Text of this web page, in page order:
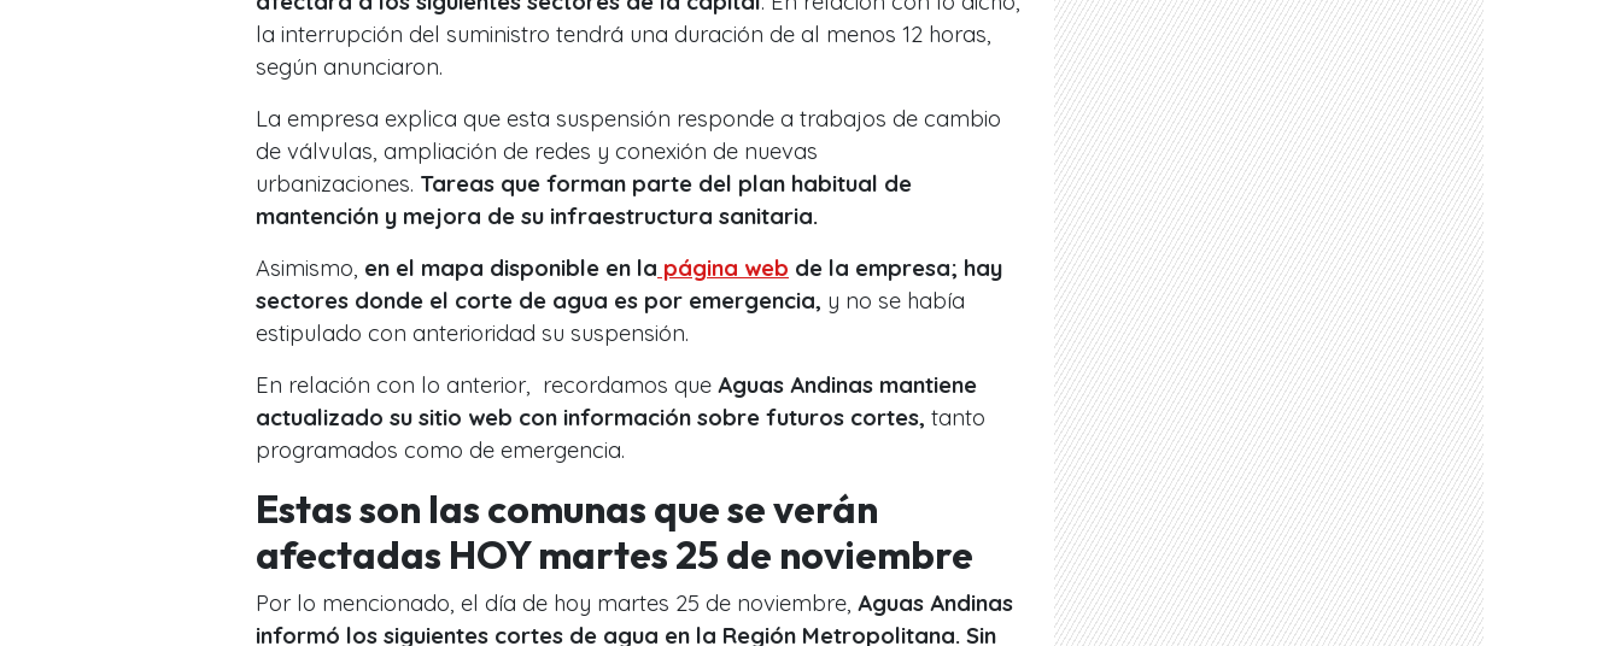
la interrupción del suministro tendrá una duración de al menos 12 horas,
según anunciaron.
La empresa explica que esta suspensión responde a trabajos de cambio
de válvulas, ampliación de redes y conexión de nuevas
urbanizaciones. Tareas que forman parte del plan habitual de
mantención y mejora de su infraestructura sanitaria.
Asimismo, en el mapa disponible en la página web de la empresa; hay
sectores donde el corte de agua es por emergencia, y no se había
estipulado con anterioridad su suspensión.
En relación con lo anterior, recordamos que Aguas Andinas mantiene
actualizado su sitio web con información sobre futuros cortes, tanto
programados como de emergencia.
Estas son las comunas que se verán
afectadas HOY martes 25 de noviembre
Por lo mencionado, el día de hoy martes 25 de noviembre, Aguas Andinas
informó los siguientes cortes de agua en la Región Metropolitana. Sin